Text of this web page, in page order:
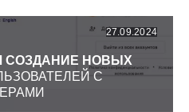
27.09.2024
СОЗДАНИЕ НОВЫХ
С